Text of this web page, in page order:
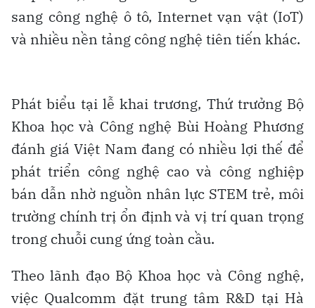
sang công nghệ ô tô, Internet vạn vật (IoT)
và nhiều nền tảng công nghệ tiên tiến khác.
Phát biểu tại lễ khai trương, Thứ trưởng Bộ
Khoa học và Công nghệ Bùi Hoàng Phương
đánh giá Việt Nam đang có nhiều lợi thế để
phát triển công nghệ cao và công nghiệp
bán dẫn nhờ nguồn nhân lực STEM trẻ, môi
trường chính trị ổn định và vị trí quan trọng
trong chuỗi cung ứng toàn cầu.
Theo lãnh đạo Bộ Khoa học và Công nghệ,
việc Qualcomm đặt trung tâm R&D tại Hà